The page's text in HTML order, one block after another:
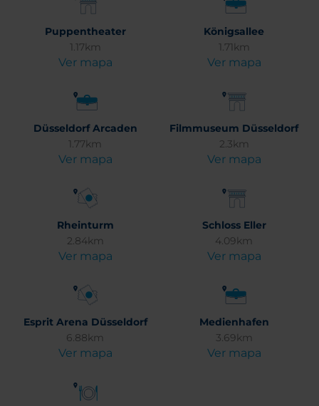
Puppentheater
1.17km
Ver mapa
Königsallee
1.71km
Ver mapa
Düsseldorf Arcaden
1.77km
Ver mapa
Filmmuseum Düsseldorf
2.3km
Ver mapa
Rheinturm
2.84km
Ver mapa
Schloss Eller
4.09km
Ver mapa
Esprit Arena Düsseldorf
6.88km
Ver mapa
Medienhafen
3.69km
Ver mapa